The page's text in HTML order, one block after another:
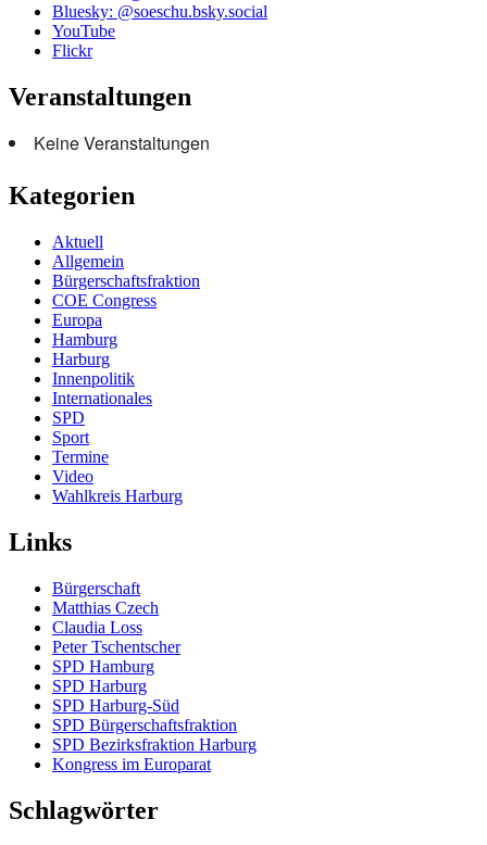
Bluesky: @soeschu.bsky.social
YouTube
Flickr
Veranstaltungen
Keine Veranstaltungen
Kategorien
Aktuell
Allgemein
Bürgerschaftsfraktion
COE Congress
Europa
Hamburg
Harburg
Innenpolitik
Internationales
SPD
Sport
Termine
Video
Wahlkreis Harburg
Links
Bürgerschaft
Matthias Czech
Claudia Loss
Peter Tschentscher
SPD Hamburg
SPD Harburg
SPD Harburg-Süd
SPD Bürgerschaftsfraktion
SPD Bezirksfraktion Harburg
Kongress im Europarat
Schlagwörter